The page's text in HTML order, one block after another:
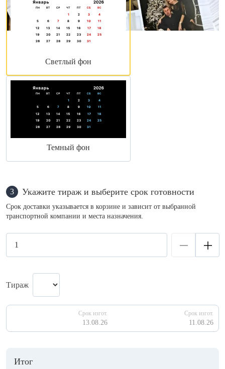
Светлый фон
Темный фон
3 Укажите тираж и выберите срок готовности
Срок доставки указывается в корзине и зависит от выбранной
транспортной компании и места назначения.
Тираж
Срок изгот.
13.08.26
Срок изгот.
11.08.26
Итог